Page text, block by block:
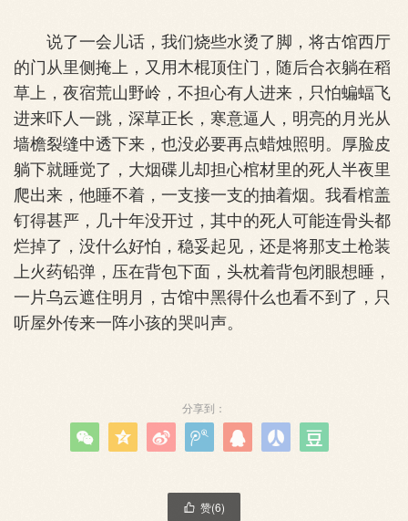
说了一会儿话，我们烧些水烫了脚，将古馆西厅
的门从里侧掩上，又用木棍顶住门，随后合衣躺在稻
草上，夜宿荒山野岭，不担心有人进来，只怕蝙蝠飞
进来吓人一跳，深草正长，寒意逼人，明亮的月光从
墙檐裂缝中透下来，也没必要再点蜡烛照明。厚脸皮
躺下就睡觉了，大烟碟儿却担心棺材里的死人半夜里
爬出来，他睡不着，一支接一支的抽着烟。我看棺盖
钉得甚严，几十年没开过，其中的死人可能连骨头都
烂掉了，没什么好怕，稳妥起见，还是将那支土枪装
上火药铅弹，压在背包下面，头枕着背包闭眼想睡，
一片乌云遮住明月，古馆中黑得什么也看不到了，只
听屋外传来一阵小孩的哭叫声。
分享到：
      
 赞(6)